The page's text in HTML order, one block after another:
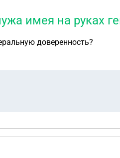
имея на руках
доверенность?